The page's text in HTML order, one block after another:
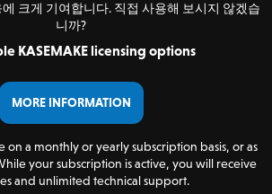
크게 기여합니다. 직접 사용해 보시지 않겠습
니까?
KASEMAKE licensing options
MORE INFORMATION
on a monthly or yearly subscription basis, or as
your subscription is active, you will receive
and unlimited technical support.